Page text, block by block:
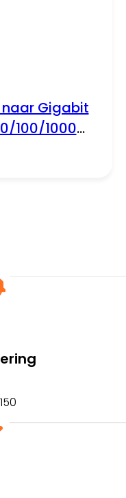
naar Gigabit
100/1000